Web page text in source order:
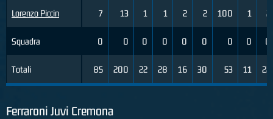
Lorenzo Piccin
Squadra
Totali
7 13 1 1 2 2 100 1 2
0 0 0 0 0 0 0 0 0
85 200 22 28 16 30 53 11 22
Ferraroni Juvi Cremona